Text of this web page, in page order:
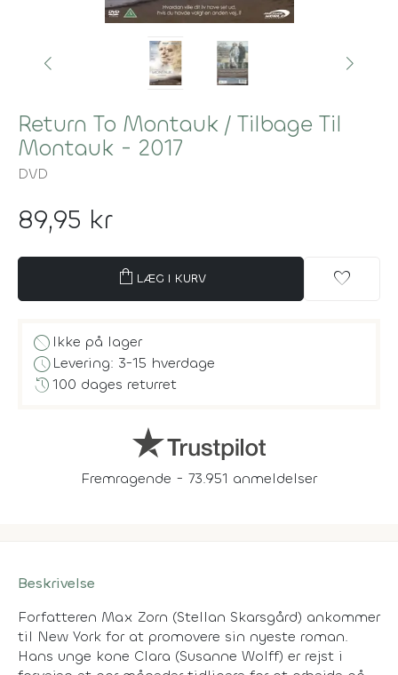
Return To Montauk / Tilbage Til
Montauk - 2017
DVD
89,95 kr
shopping_bag LÆG I KURV favorite
block Ikke på lager
scheduleLevering: 3-15 hverdage
history100 dages returret
Fremragende - 73.951 anmeldelser
Beskrivelse
Forfatteren Max Zorn (Stellan Skarsgård) ankommer
til New York for at promovere sin nyeste roman.
Hans unge kone Clara (Susanne Wolff) er rejst i